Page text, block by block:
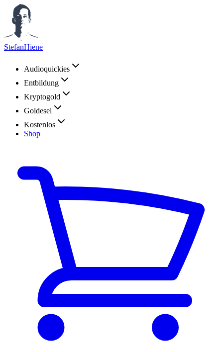
StefanHiene
Audioquickies
Entbildung
Kryptogold
Goldesel
Kostenlos
Shop